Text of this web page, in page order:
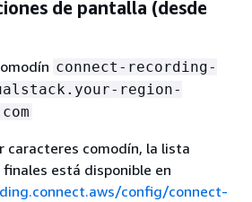
de pantalla (desde
connect-recording-
region-
caracteres comodín, la lista
está disponible en
config/connect-